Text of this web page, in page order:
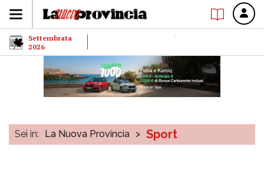
Settembrata
2026
Sei in: La Nuova Provincia > Sport